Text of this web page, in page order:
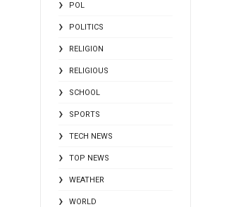
POL
POLITICS
RELIGION
RELIGIOUS
SCHOOL
SPORTS
TECH NEWS
TOP NEWS
WEATHER
WORLD